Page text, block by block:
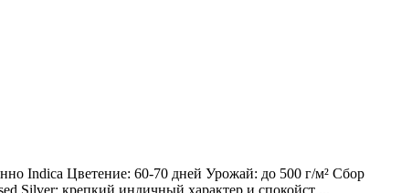
Indica Цветение: 60-70 дней Урожай: до 500 г/м² Сбор
Silver: крепкий индичный характер и спокойст ...